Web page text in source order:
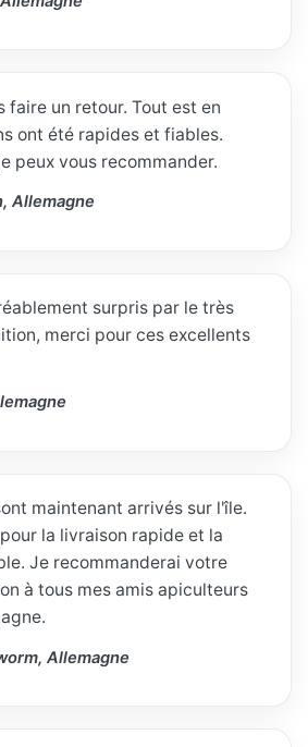
faire un retour. Tout est en
ont été rapides et fiables.
peux vous recommander.
Allemagne
surpris par le très
merci pour ces excellents
maintenant arrivés sur l'île.
la livraison rapide et la
Je recommanderai votre
à tous mes amis apiculteurs
Allemagne